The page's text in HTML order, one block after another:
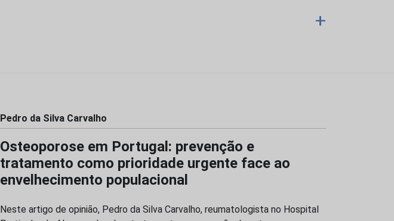
+
Pedro da Silva Carvalho
Osteoporose em Portugal: prevenção e
tratamento como prioridade urgente face ao
envelhecimento populacional
Neste artigo de opinião, Pedro da Silva Carvalho, reumatologista no Hospital